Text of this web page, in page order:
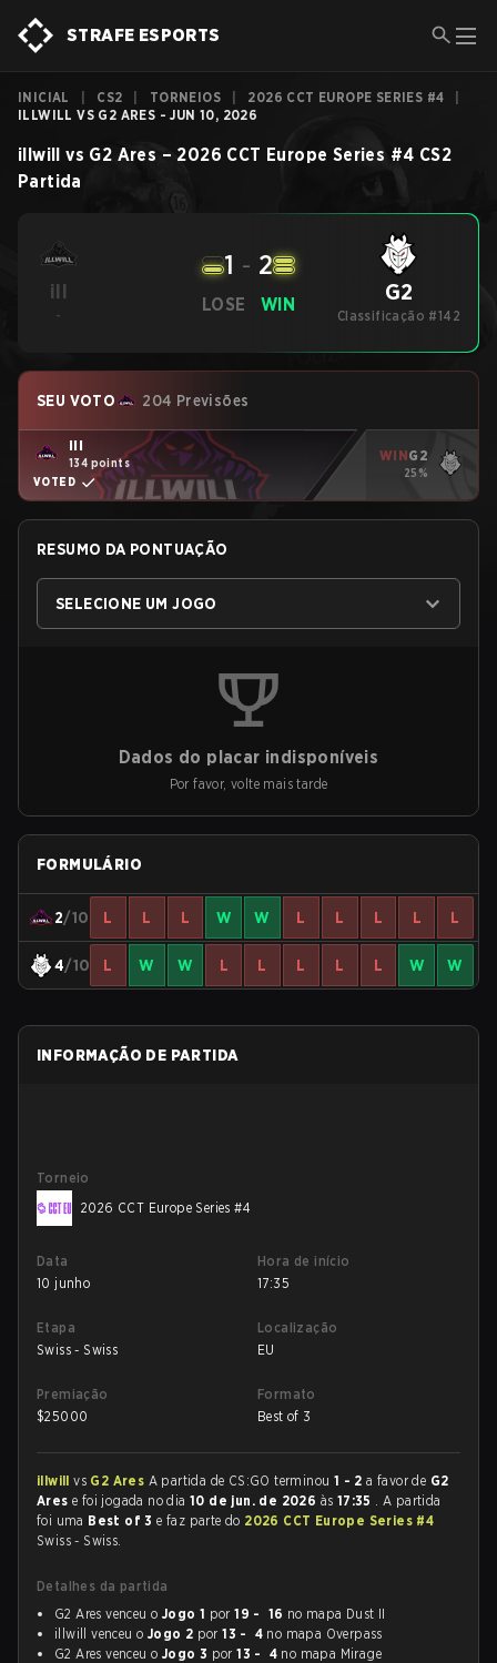
STRAFE ESPORTS
INICIAL CS2 TORNEIOS 2026 CCT EUROPE SERIES #4
ILLWILL VS G2 ARES - JUN 10, 2026
illwill vs G2 Ares – 2026 CCT Europe Series #4 CS2
Partida
ill
-
LOSE
1 - 2
WIN G2
Classificação #142
SEU VOTO 204 Previsões
ill
134 points
VOTED
WING2
25%
RESUMO DA PONTUAÇÃO
SELECIONE UM JOGO
Dados do placar indisponíveis
Por favor, volte mais tarde
FORMULÁRIO
2/10 L L L W W L L L L L
4/10 L W W L L L L L W W
INFORMAÇÃO DE PARTIDA
Torneio
2026 CCT Europe Series #4
Data
10 junho
Hora de início
17:35
Etapa
Swiss - Swiss
Localização
EU
Premiação
$25000
Formato
Best of 3
illwillvs G2 Ares A partida de CS:GO terminou 1 - 2 a favor de G2
Ares e foi jogada no dia 10 de jun. de 2026 às 17:35 . A partida
foi uma Best of 3e faz parte do 2026 CCT Europe Series #4
Swiss - Swiss.
Detalhes da partida
G2 Ares venceu o Jogo 1 por19 - 16 no mapa Dust II
illwill venceu o Jogo 2 por13 - 4 no mapa Overpass
G2 Ares venceu o Jogo 3 por13 - 4 no mapa Mirage